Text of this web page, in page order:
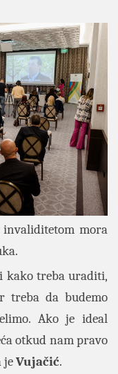
invaliditetom mora
kako treba uraditi,
treba da budemo
Ako je ideal
otkud nam pravo
jeVujačić.